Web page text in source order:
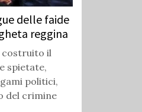
delle faide
reggina
costruito il
spietate,
politici,
del crimine